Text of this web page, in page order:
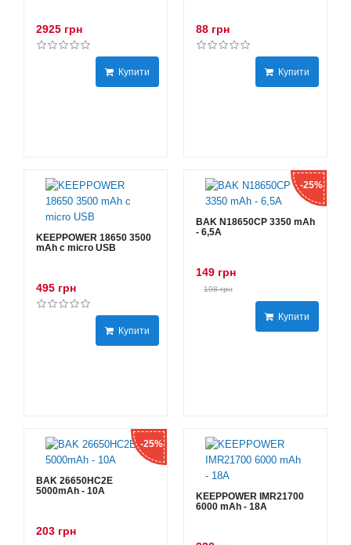
2925 грн
Купити
88 грн
Купити
KEEPPOWER 18650 3500
mAh с micro USB
495 грн
Купити
-25%
BAK N18650CP 3350 mAh
- 6,5А
149 грн
198 грн
Купити
-25%
BAK 26650HC2E
5000mAh - 10А
203 грн
KEEPPOWER IMR21700
6000 mAh - 18А